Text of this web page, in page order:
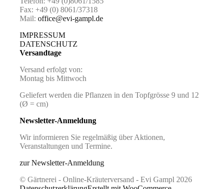
Fax: +49 (0) 8061/37318
Mail: office@evi-gampl.de
IMPRESSUM
DATENSCHUTZ
Versandtage
Versand erfolgt von:
Montag bis Mittwoch
Geliefert werden die Pflanzen in den Topfgrösse 9 und 12
(Ø = cm)
Newsletter-Anmeldung
Wir informieren Sie regelmäßig über Aktionen,
Veranstaltungen und Termine.
zur Newsletter-Anmeldung
© Gärtnerei - Online-Kräuterversand - Evi Gampl 2026